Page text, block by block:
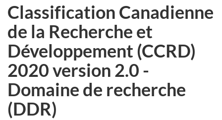
Classification Canadienne
de la Recherche et
Développement (CCRD)
2020 version 2.0 -
Domaine de recherche
(DDR)